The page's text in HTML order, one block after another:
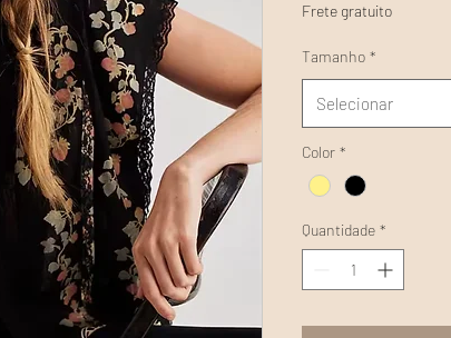
Frete gratuito
Tamanho *
Selecionar
Color *
Quantidade *